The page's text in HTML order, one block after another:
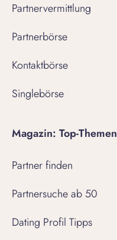
Partnervermittlung
Partnerbörse
Kontaktbörse
Singlebörse
Magazin: Top-Themen
Partner finden
Partnersuche ab 50
Dating Profil Tipps